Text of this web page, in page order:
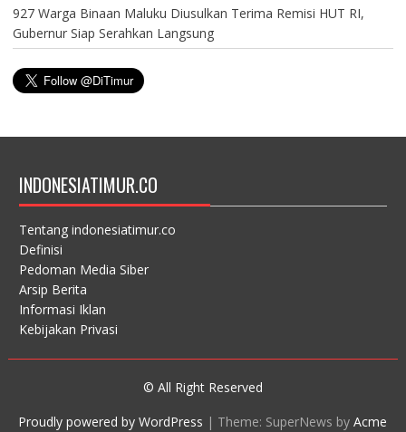
927 Warga Binaan Maluku Diusulkan Terima Remisi HUT RI,
Gubernur Siap Serahkan Langsung
INDONESIATIMUR.CO
Tentang indonesiatimur.co
Definisi
Pedoman Media Siber
Arsip Berita
Informasi Iklan
Kebijakan Privasi
© All Right Reserved
Proudly powered by WordPress | Theme: SuperNews byAcme